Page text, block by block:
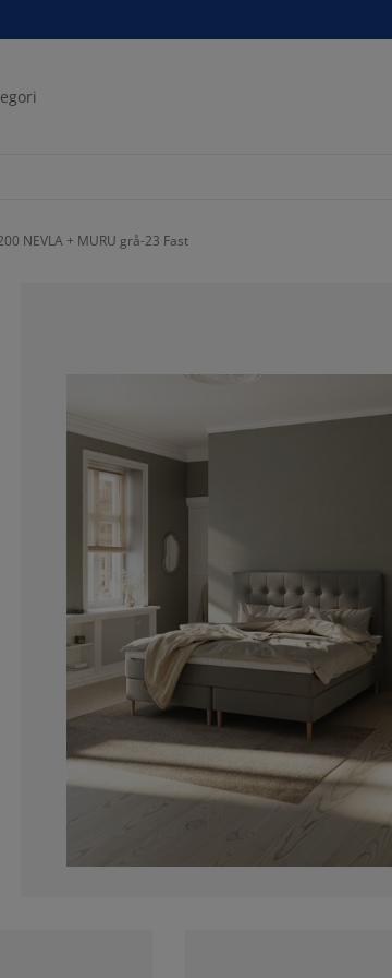
NEVLA + MURU grå-23 Fast